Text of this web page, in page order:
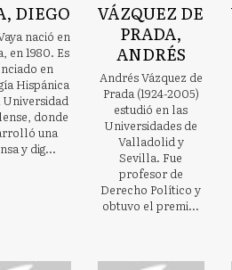
DIEGO
nació en
en 1980. Es
en
Hispánica
donde
una
y dig...
VÁZQUEZ DE
PRADA,
ANDRÉS
Andrés Vázquez de
Prada (1924-2005)
estudió en las
Universidades de
Valladolid y
Sevilla. Fue
profesor de
Derecho Político y
obtuvo el premi...